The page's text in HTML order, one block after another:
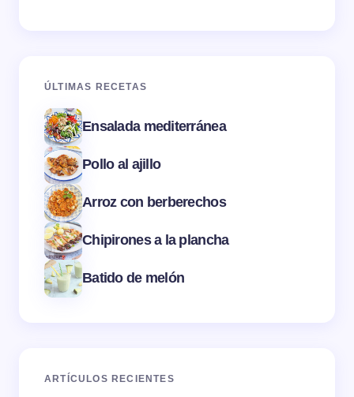
ÚLTIMAS RECETAS
Ensalada mediterránea
Pollo al ajillo
Arroz con berberechos
Chipirones a la plancha
Batido de melón
ARTÍCULOS RECIENTES